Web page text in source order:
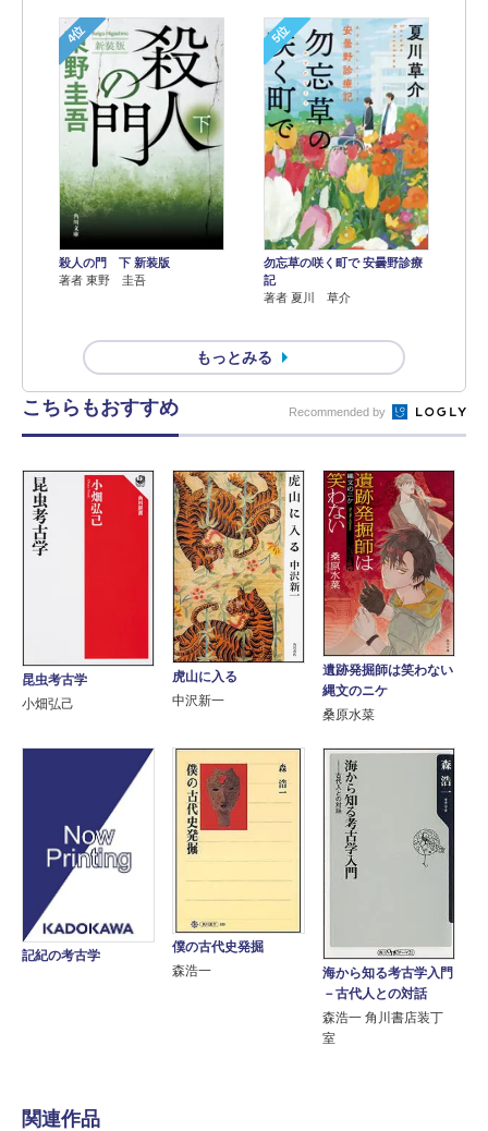
4位
殺人の門 下 新装版
著者 東野 圭吾
5位
勿忘草の咲く町で 安曇野診療
記
著者 夏川 草介
もっとみる
こちらもおすすめ Recommended by
昆虫考古学
小畑弘己
虎山に入る
中沢新一
遺跡発掘師は笑わない
縄文のニケ
桑原水菜
記紀の考古学
僕の古代史発掘
森浩一
海から知る考古学入門
－古代人との対話
森浩一 角川書店装丁
室
関連作品